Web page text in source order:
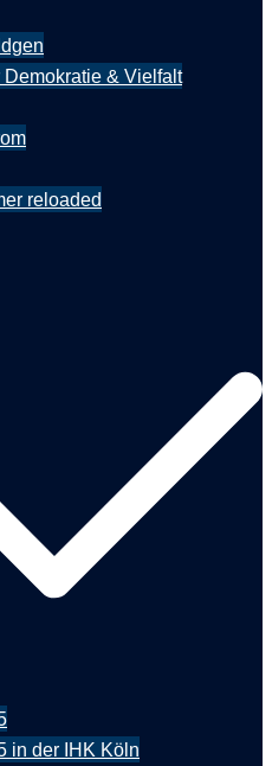
Demokratie & Vielfalt
reloaded
in der IHK Köln